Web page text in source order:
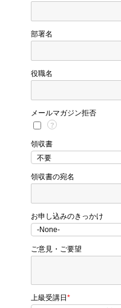
部署名
役職名
メールマガジン拒否
?
領収書
領収書の宛名
お申し込みのきっかけ
ご意見・ご要望
上級受講日 *